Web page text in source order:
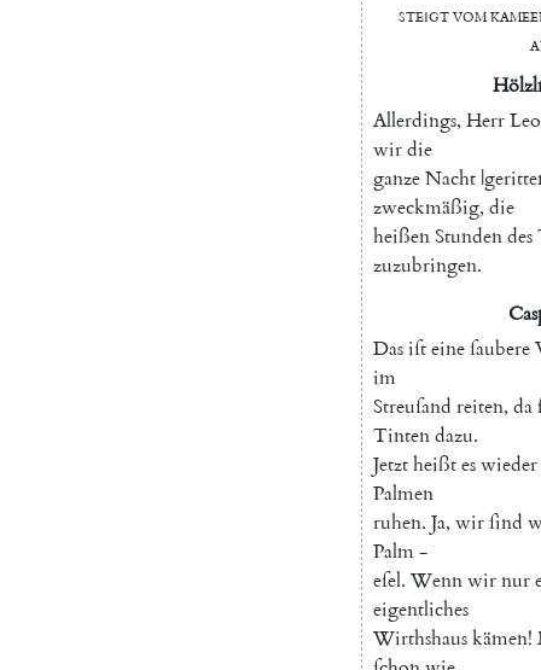
Steigtvom
Allerdings, Herr
wirdie
ganzeNacht
zweckmäßig, die
heißenStundendes
zuzubringen.
Dasiſteineſaubere
im
Streuſand reiten, da
Tintendazu.
Jetztheißteswieder
Palmen
ruhen. Ja, wirſind
Palm-
eſel. Wennwirnur
eigentliches
Wirthshauskämen!